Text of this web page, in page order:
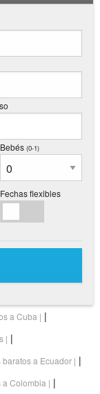
Bebés(0-1)
Fechas flexibles
a Cuba |
|
baratos a Ecuador |
a Colombia |